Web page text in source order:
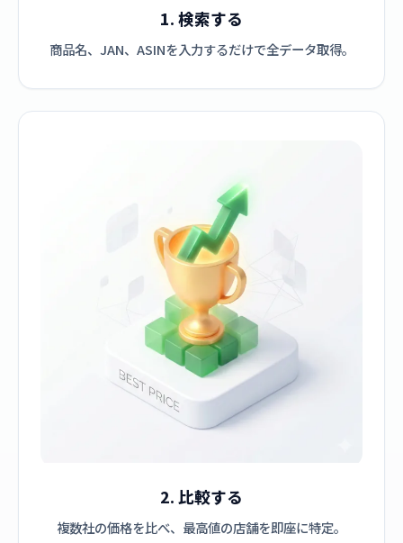
1. 検索する
商品名、JAN、ASINを入力するだけで全データ取得。
2. 比較する
複数社の価格を比べ、最高値の店舗を即座に特定。